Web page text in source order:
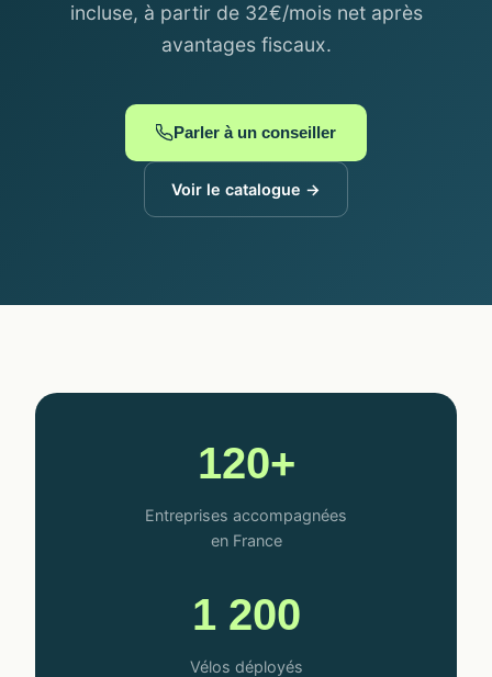
incluse, à partir de 32€/mois net après
avantages fiscaux.
Parler à un conseiller
Voir le catalogue →
120+
Entreprises accompagnées
en France
1 200
Vélos déployés